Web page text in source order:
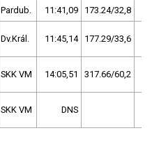
Pardub. 11:41,09 173.24/32,8
Dv.Král. 11:45,14 177.29/33,6
SKK VM 14:05,51 317.66/60,2
SKK VM DNS